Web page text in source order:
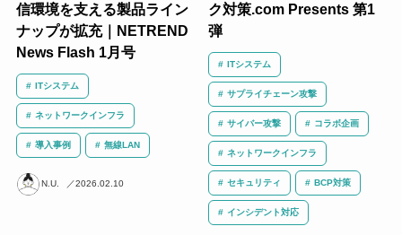
信環境を支える製品ライン
ナップが拡充｜NETREND
News Flash 1月号
ITシステム
ネットワークインフラ
導入事例 無線LAN
N.U. 2026.02.10
ク対策.com Presents 第1
弾
ITシステム
サプライチェーン攻撃
サイバー攻撃 コラボ企画
ネットワークインフラ
セキュリティ BCP対策
インシデント対応